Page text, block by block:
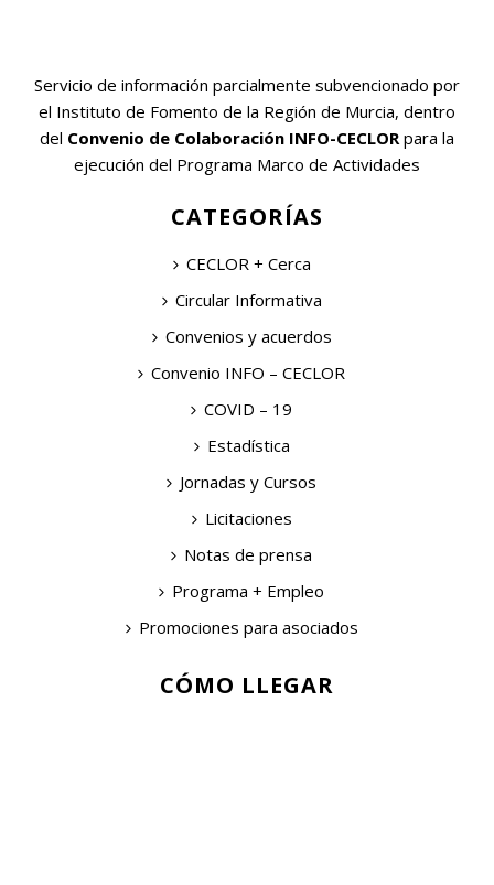
Servicio de información parcialmente subvencionado por
el Instituto de Fomento de la Región de Murcia, dentro
del Convenio de Colaboración INFO-CECLOR para la
ejecución del Programa Marco de Actividades
CATEGORÍAS
CECLOR + Cerca
Circular Informativa
Convenios y acuerdos
Convenio INFO – CECLOR
COVID – 19
Estadística
Jornadas y Cursos
Licitaciones
Notas de prensa
Programa + Empleo
Promociones para asociados
CÓMO LLEGAR